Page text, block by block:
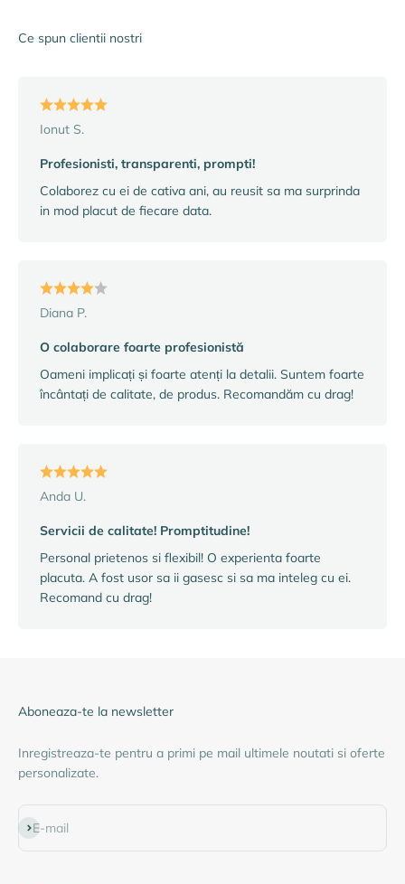
Ce spun clientii nostri
Ionut S.
Profesionisti, transparenti, prompti!
Colaborez cu ei de cativa ani, au reusit sa ma surprinda
in mod placut de fiecare data.
Diana P.
O colaborare foarte profesionistă
Oameni implicați și foarte atenți la detalii. Suntem foarte
încântați de calitate, de produs. Recomandăm cu drag!
Anda U.
Servicii de calitate! Promptitudine!
Personal prietenos si flexibil! O experienta foarte
placuta. A fost usor sa ii gasesc si sa ma inteleg cu ei.
Recomand cu drag!
Aboneaza-te la newsletter
Inregistreaza-te pentru a primi pe mail ultimele noutati si oferte
personalizate.
E-mail
Abonează-te